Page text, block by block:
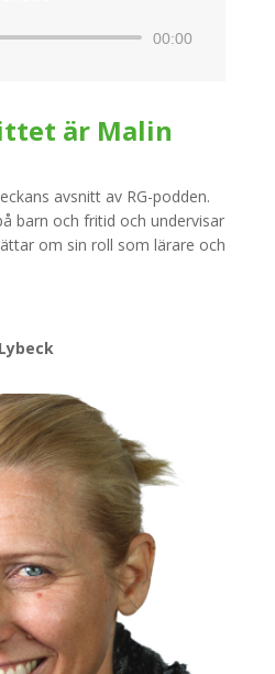
Ljudspelare
00:00
är Malin
avsnitt av RG-podden.
barn och fritid och undervisar
om sin roll som lärare och